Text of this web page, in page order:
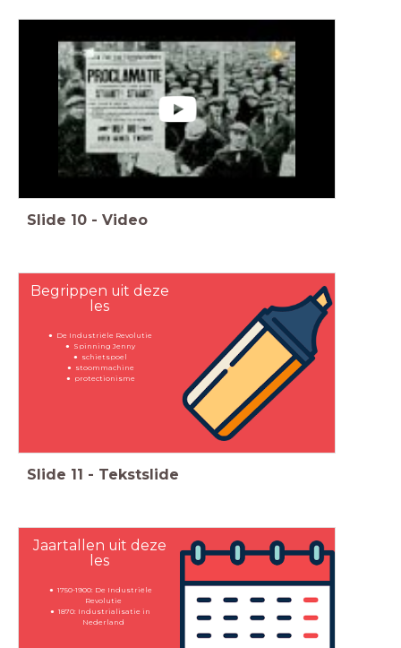
Slide 10 - Video
Begrippen uit deze
les
De Industriële Revolutie
Spinning Jenny
schietspoel
stoommachine
protectionisme
Slide 11 - Tekstslide
Jaartallen uit deze
les
1750-1900: De Industriële
Revolutie
1870: Industrialisatie in
Nederland